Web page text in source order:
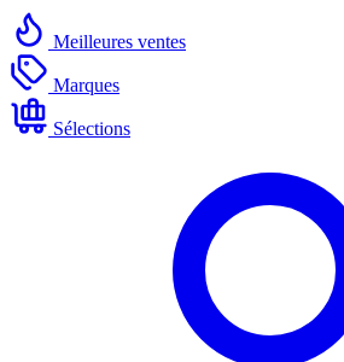
Meilleures ventes
Marques
Sélections